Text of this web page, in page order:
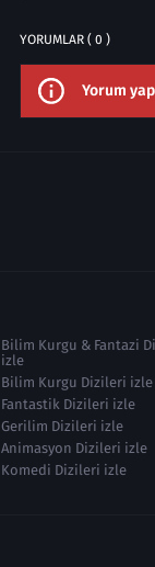
YORUMLAR ( 0 )
Yorum
Bilim Kurgu & Fantazi
izle
Bilim Kurgu Dizileri izle
Fantastik Dizileri izle
Gerilim Dizileri izle
Animasyon Dizileri izle
Komedi Dizileri izle